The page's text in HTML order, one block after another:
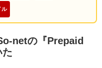
ル
netの『Prepaid
た